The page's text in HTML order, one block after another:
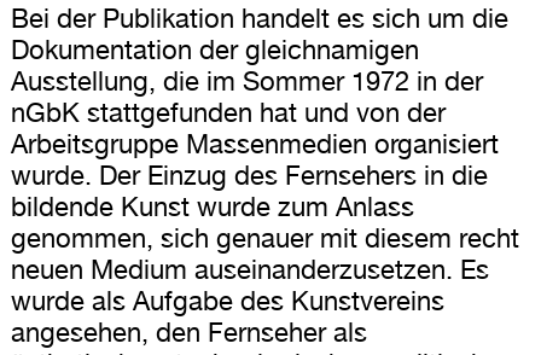
Bei der Publikation handelt es sich um die
Dokumentation der gleichnamigen
Ausstellung, die im Sommer 1972 in der
nGbK stattgefunden hat und von der
Arbeitsgruppe Massenmedien organisiert
wurde. Der Einzug des Fernsehers in die
bildende Kunst wurde zum Anlass
genommen, sich genauer mit diesem recht
neuen Medium auseinanderzusetzen. Es
wurde als Aufgabe des Kunstvereins
angesehen, den Fernseher als